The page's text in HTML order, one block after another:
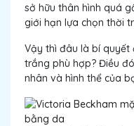
sở hữu thân hình quá
giới hạn lựa chọn thời
Vậy thì đâu là bí quyết
trắng phù hợp? Điều
nhân và hình thể của